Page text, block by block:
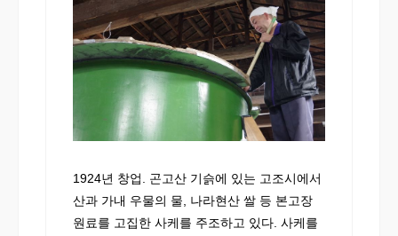
1924년 창업. 곤고산 기슭에 있는 고조시에서
산과 가내 우물의 물, 나라현산 쌀 등 본고장
원료를 고집한 사케를 주조하고 있다. 사케를